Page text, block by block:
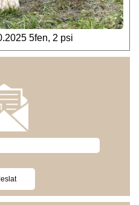
5fen, 2 psi